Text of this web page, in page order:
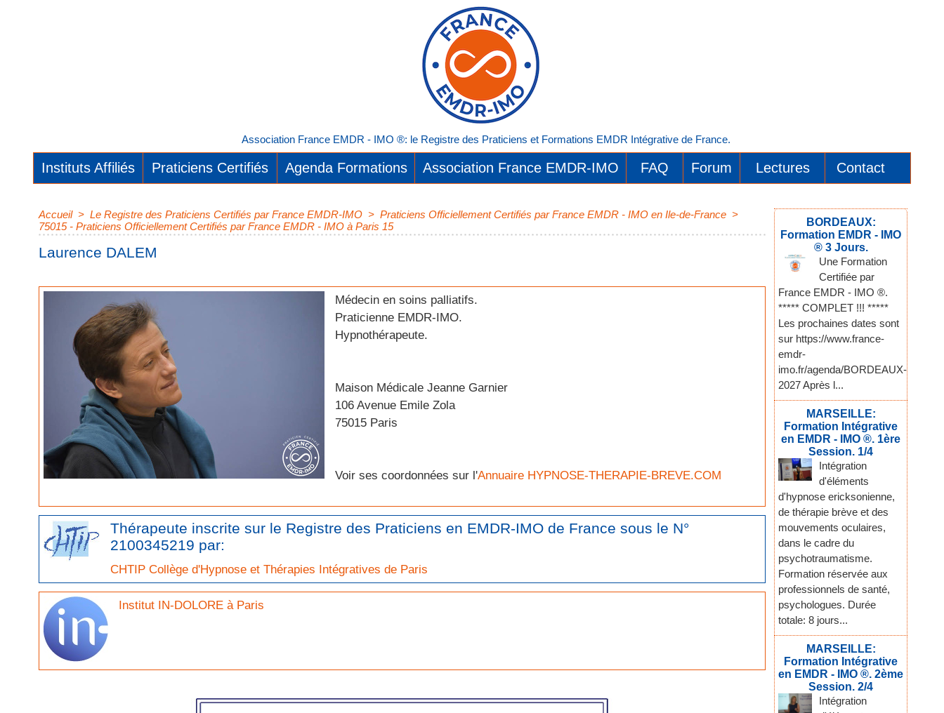
Association France EMDR - IMO ®: le Registre des Praticiens et Formations EMDR Intégrative de France.
Instituts Affiliés Praticiens Certifiés Agenda Formations Association France EMDR-IMO FAQ Forum Lectures Contact
Accueil > Le Registre des Praticiens Certifiés par France EMDR-IMO > Praticiens Officiellement Certifiés par France EMDR - IMO en Ile-de-France >
75015 - Praticiens Officiellement Certifiés par France EMDR - IMO à Paris 15
Laurence DALEM
Médecin en soins palliatifs.
Praticienne EMDR-IMO.
Hypnothérapeute.
Maison Médicale Jeanne Garnier
106 Avenue Emile Zola
75015 Paris
Voir ses coordonnées sur l'Annuaire HYPNOSE-THERAPIE-BREVE.COM
Thérapeute inscrite sur le Registre des Praticiens en EMDR-IMO de France sous le N°
2100345219 par:
CHTIP Collège d'Hypnose et Thérapies Intégratives de Paris
Institut IN-DOLORE à Paris
BORDEAUX:
Formation EMDR - IMO
® 3 Jours.
Une Formation
Certifiée par
France EMDR - IMO ®.
***** COMPLET !!! *****
Les prochaines dates sont
sur https://www.france-
emdr-
imo.fr/agenda/BORDEAUX-
2027 Après l...
MARSEILLE:
Formation Intégrative
en EMDR - IMO ®. 1ère
Session. 1/4
Intégration
d'éléments
d'hypnose ericksonienne,
de thérapie brève et des
mouvements oculaires,
dans le cadre du
psychotraumatisme.
Formation réservée aux
professionnels de santé,
psychologues. Durée
totale: 8 jours...
MARSEILLE:
Formation Intégrative
en EMDR - IMO ®. 2ème
Session. 2/4
Intégration